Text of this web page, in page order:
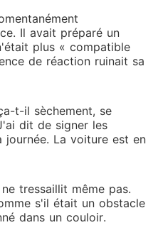
Il avait préparé un
plus « compatible
de réaction ruinait sa
t-il sèchement, se
dit de signer les
La voiture est en
tressaillit même pas.
s'il était un obstacle
dans un couloir.